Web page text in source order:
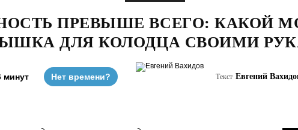
ПРЕВЫШЕ ВСЕГО: КАКОЙ
ДЛЯ КОЛОДЦА СВОИМИ
минут Нет времени? Текст Евгений